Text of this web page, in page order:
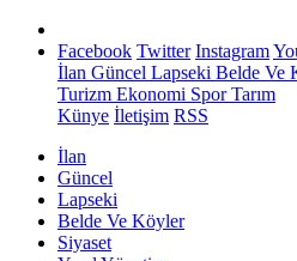
Facebook Twitter Instagram
İlan Güncel Lapseki Belde Ve
Turizm Ekonomi SporTarım
Künye İletişim RSS
İlan
Güncel
Lapseki
Belde Ve Köyler
Siyaset